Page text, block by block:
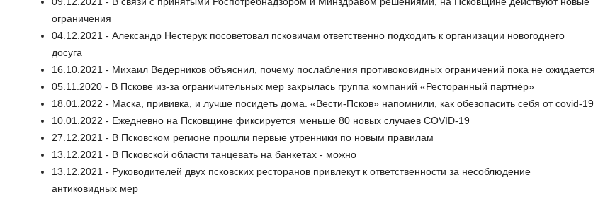
ограничения
04.12.2021 - Александр Нестерук посоветовал псковичам ответственно подходить к организации новогоднего
досуга
16.10.2021 - Михаил Ведерников объяснил, почему послабления противоковидных ограничений пока не ожидается
05.11.2020 - В Пскове из-за ограничительных мер закрылась группа компаний «Ресторанный партнёр»
18.01.2022 - Маска, прививка, и лучше посидеть дома. «Вести-Псков» напомнили, как обезопасить себя от covid-19
10.01.2022 - Ежедневно на Псковщине фиксируется меньше 80 новых случаев СOVID-19
27.12.2021 - В Псковском регионе прошли первые утренники по новым правилам
13.12.2021 - В Псковской области танцевать на банкетах - можно
13.12.2021 - Руководителей двух псковских ресторанов привлекут к ответственности за несоблюдение
антиковидных мер